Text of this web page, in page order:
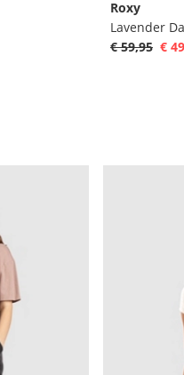
Roxy
Lavender
€ 59,95 €